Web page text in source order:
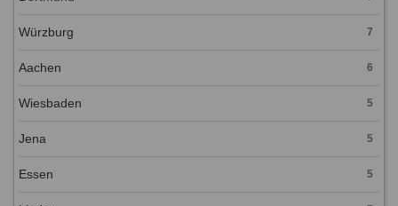
Würzburg 7
Aachen 6
Wiesbaden 5
Jena 5
Essen 5